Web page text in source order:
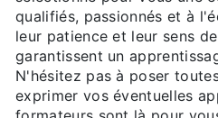
qualifiés, passionnés et à
leur patience et leur sens
garantissent un
N'hésitez pas à poser
exprimer vos éventuelles